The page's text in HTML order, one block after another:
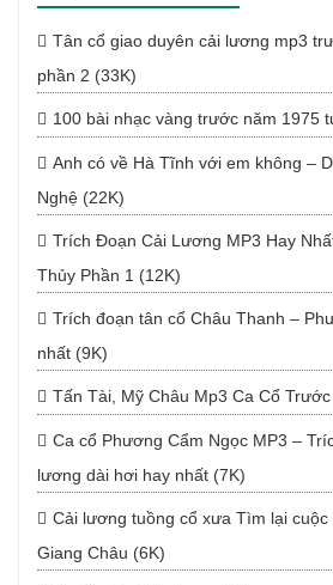
Tân cổ giao duyên cải lương mp3
phần 2 (33K)
100 bài nhạc vàng trước năm 1975
Anh có về Hà Tĩnh với em không –
Nghệ (22K)
Trích Đoạn Cải Lương MP3 Hay
Thủy Phần 1 (12K)
Trích đoạn tân cổ Châu Thanh –
nhất (9K)
Tấn Tài, Mỹ Châu Mp3 Ca Cổ
Ca cổ Phương Cẩm Ngọc MP3 –
lương dài hơi hay nhất (7K)
Cải lương tuồng cổ xưa Tìm lại cuộc
Giang Châu (6K)